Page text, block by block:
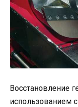
Восстановление
использованием